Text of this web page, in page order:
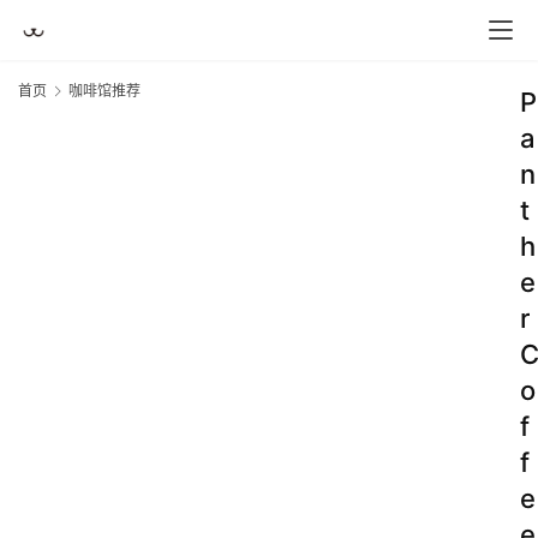
首页 咖啡馆推荐
P
a
n
t
h
e
r
C
o
f
f
e